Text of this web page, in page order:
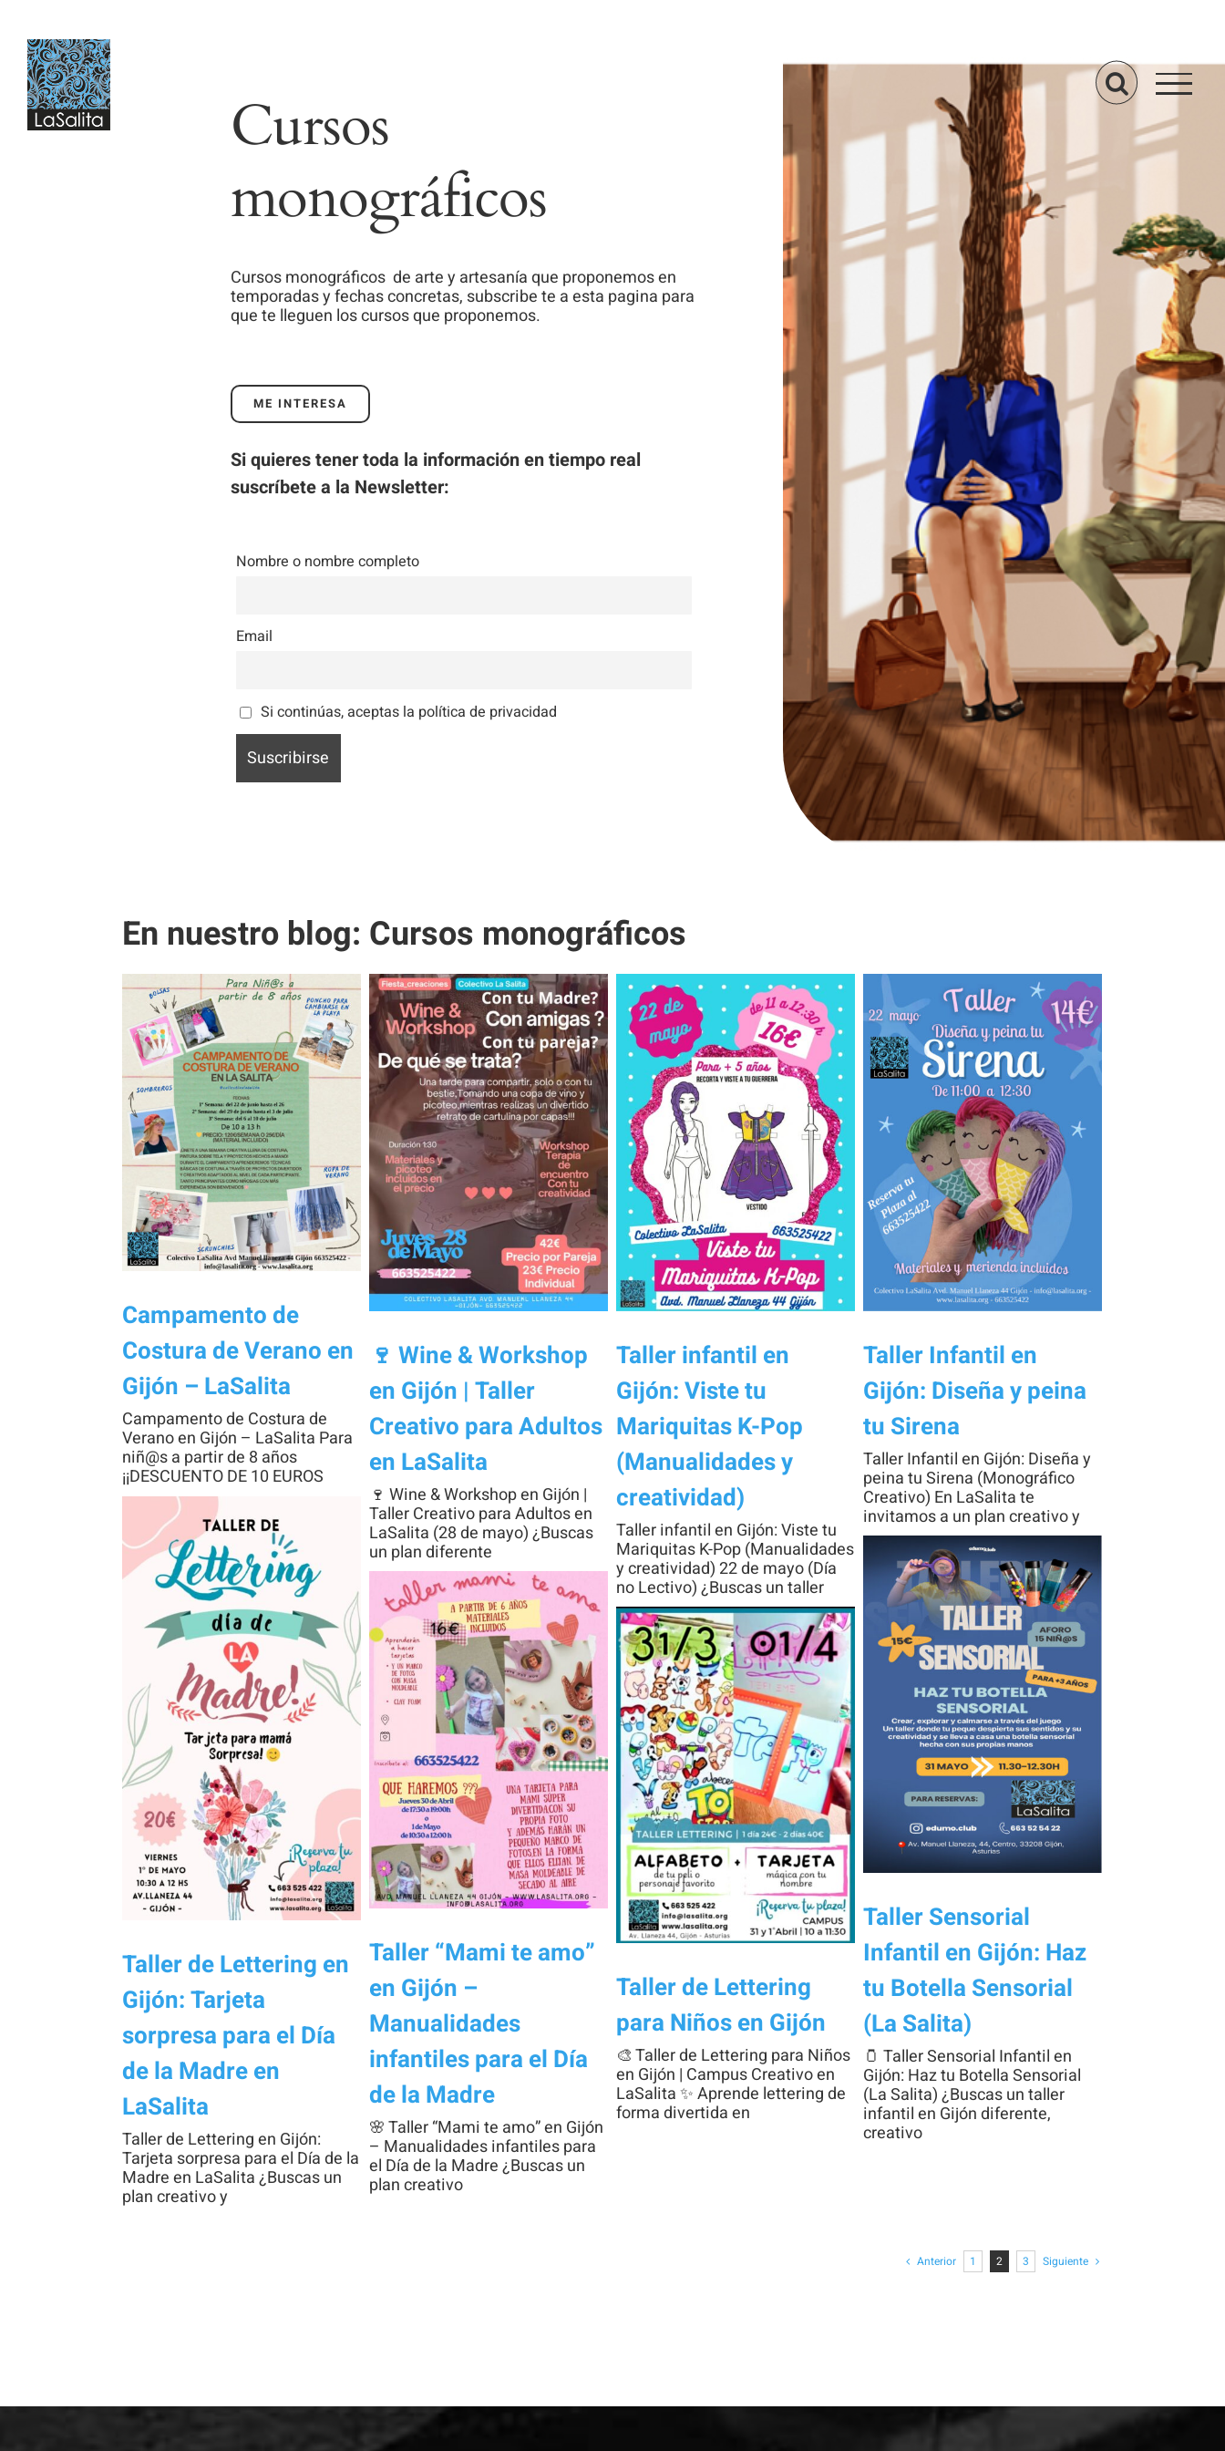
contenido
Cursos
monográficos
Cursos monográficos de arte y artesanía que proponemos en
temporadas y fechas concretas, subscribe te a esta pagina para
que te lleguen los cursos que proponemos.
ME INTERESA
Si quieres tener toda la información en tiempo real
suscríbete a la Newsletter:
Nombre o nombre completo
Email
Si continúas, aceptas la política de privacidad
En nuestro blog: Cursos monográficos
Campamento de
Costura de Verano en
Gijón – LaSalita
Campamento de Costura de
Verano en Gijón – LaSalita Para
niñ@s a partir de 8 años
¡¡DESCUENTO DE 10 EUROS
🍷 Wine & Workshop
en Gijón | Taller
Creativo para Adultos
en LaSalita
🍷 Wine & Workshop en Gijón |
Taller Creativo para Adultos en
LaSalita (28 de mayo) ¿Buscas
un plan diferente
Taller infantil en
Gijón: Viste tu
Mariquitas K-Pop
(Manualidades y
creatividad)
Taller infantil en Gijón: Viste tu
Mariquitas K-Pop (Manualidades
y creatividad) 22 de mayo (Día
no Lectivo) ¿Buscas un taller
Taller Infantil en
Gijón: Diseña y peina
tu Sirena
Taller Infantil en Gijón: Diseña y
peina tu Sirena (Monográfico
Creativo) En LaSalita te
invitamos a un plan creativo y
Taller de Lettering en
Gijón: Tarjeta
sorpresa para el Día
de la Madre en
LaSalita
Taller de Lettering en Gijón:
Tarjeta sorpresa para el Día de la
Madre en LaSalita ¿Buscas un
plan creativo y
Taller Sensorial
Infantil en Gijón: Haz
tu Botella Sensorial
(La Salita)
🫙 Taller Sensorial Infantil en
Gijón: Haz tu Botella Sensorial
(La Salita) ¿Buscas un taller
infantil en Gijón diferente,
creativo
Taller “Mami te amo”
en Gijón –
Manualidades
infantiles para el Día
de la Madre
🌸 Taller “Mami te amo” en Gijón
– Manualidades infantiles para
el Día de la Madre ¿Buscas un
plan creativo
Taller de Lettering
para Niños en Gijón
🎨 Taller de Lettering para Niños
en Gijón | Campus Creativo en
LaSalita ✨ Aprende lettering de
forma divertida en
Anterior 1 2 3 Siguiente
y estructura
de la web, en
base a cómo
se usa la
web.
Experiencia
Para que
nuestra web
funcione lo
mejor posible
durante tu
visita. Si
rechaza estas
cookies,
algunas
funcionalidades
desaparecerán
de la web.